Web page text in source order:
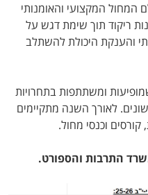
המחול המקצועי והאומנותי
ריקוד תוך שימת דגש על
והענקת היכולת להשתלב
ומשתתפות בתחרויות
לאורך השנה מתקיימים
קורסים וכנסי מחול.
התרבות והספורט.